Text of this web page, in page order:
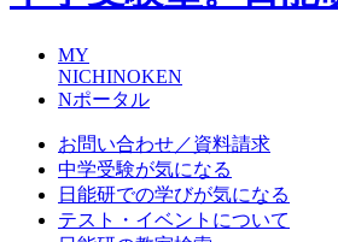
MY
NICHINOKEN
Nポータル
お問い合わせ／資料請求
中学受験が気になる
日能研での学びが気になる
テスト・イベントについて